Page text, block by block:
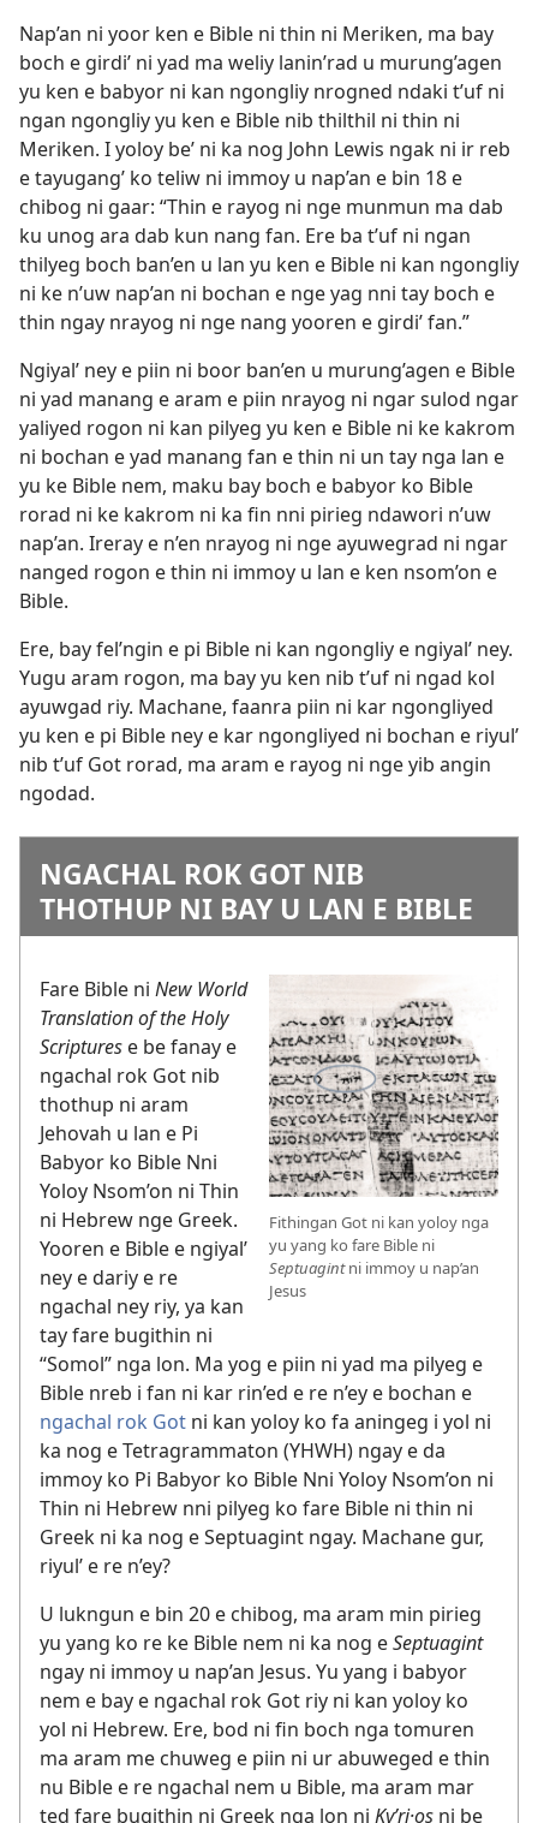
Nap’an ni yoor ken e Bible ni thin ni Meriken, ma bay
boch e girdi’ ni yad ma weliy lanin’rad u murung’agen
yu ken e babyor ni kan ngongliy nrogned ndaki t’uf ni
ngan ngongliy yu ken e Bible nib thilthil ni thin ni
Meriken. I yoloy be’ ni ka nog John Lewis ngak ni ir reb
e tayugang’ ko teliw ni immoy u nap’an e bin 18 e
chibog ni gaar: “Thin e rayog ni nge munmun ma dab
ku unog ara dab kun nang fan. Ere ba t’uf ni ngan
thilyeg boch ban’en u lan yu ken e Bible ni kan ngongliy
ni ke n’uw nap’an ni bochan e nge yag nni tay boch e
thin ngay nrayog ni nge nang yooren e girdi’ fan.”
Ngiyal’ ney e piin ni boor ban’en u murung’agen e Bible
ni yad manang e aram e piin nrayog ni ngar sulod ngar
yaliyed rogon ni kan pilyeg yu ken e Bible ni ke kakrom
ni bochan e yad manang fan e thin ni un tay nga lan e
yu ke Bible nem, maku bay boch e babyor ko Bible
rorad ni ke kakrom ni ka fin nni pirieg ndawori n’uw
nap’an. Ireray e n’en nrayog ni nge ayuwegrad ni ngar
nanged rogon e thin ni immoy u lan e ken nsom’on e
Bible.
Ere, bay fel’ngin e pi Bible ni kan ngongliy e ngiyal’ ney.
Yugu aram rogon, ma bay yu ken nib t’uf ni ngad kol
ayuwgad riy. Machane, faanra piin ni kar ngongliyed
yu ken e pi Bible ney e kar ngongliyed ni bochan e riyul’
nib t’uf Got rorad, ma aram e rayog ni nge yib angin
ngodad.
NGACHAL ROK GOT NIB
THOTHUP NI BAY U LAN E BIBLE
Fithingan Got ni kan yoloy nga
yu yang ko fare Bible ni
Septuagintni immoy u nap’an
Jesus
Fare Bible ni New World
Translation of the Holy
Scriptures e be fanay e
ngachal rok Got nib
thothup ni aram
Jehovah u lan e Pi
Babyor ko Bible Nni
Yoloy Nsom’on ni Thin
ni Hebrew nge Greek.
Yooren e Bible e ngiyal’
ney e dariy e re
ngachal ney riy, ya kan
tay fare bugithin ni
“Somol” nga lon. Ma yog e piin ni yad ma pilyeg e
Bible nreb i fan ni kar rin’ed e re n’ey e bochan e
ngachal rok Got ni kan yoloy ko fa aningeg i yol ni
ka nog e Tetragrammaton (YHWH) ngay e da
immoy ko Pi Babyor ko Bible Nni Yoloy Nsom’on ni
Thin ni Hebrew nni pilyeg ko fare Bible ni thin ni
Greek ni ka nog e Septuagint ngay. Machane gur,
riyul’ e re n’ey?
U lukngun e bin 20 e chibog, ma aram min pirieg
yu yang ko re ke Bible nem ni ka nog eSeptuagint
ngay ni immoy u nap’an Jesus. Yu yang i babyor
nem e bay e ngachal rok Got riy ni kan yoloy ko
yol ni Hebrew. Ere, bod ni fin boch nga tomuren
ma aram me chuweg e piin ni ur abuweged e thin
nu Bible e re ngachal nem u Bible, ma aram mar
ted fare bugithin ni Greek nga lon ni Kyʹri·os ni be